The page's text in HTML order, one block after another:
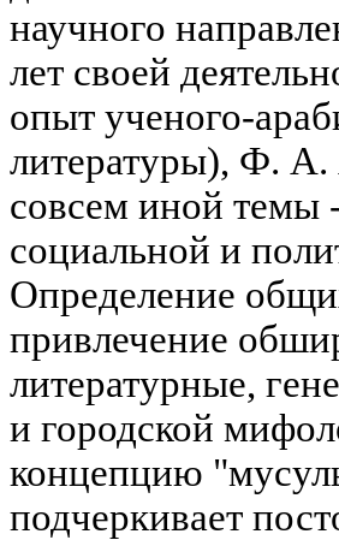
научного
лет своей
опыт ученого-
литературы), Ф. А.
совсем иной темы
социальной и
Определение
привлечение
литературные,
и городской
концепцию
подчеркивает